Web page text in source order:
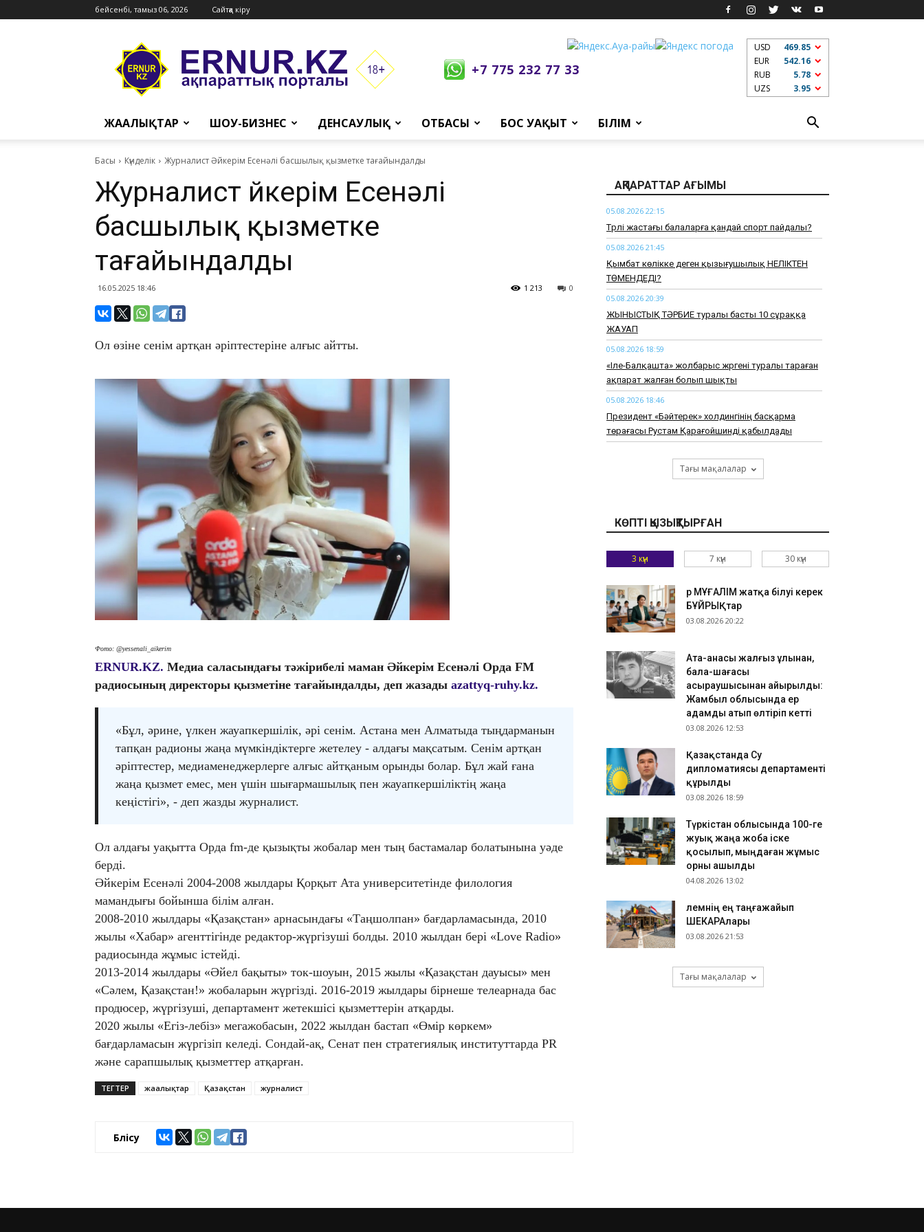
бейсенбі, тамыз 06, 2026 Сайтқа кіру
Ernur
Press
+7 775 232 77 33
USD
469.85
EUR
542.16
RUB
5.78
UZS
3.95
ЖАҢАЛЫҚТАР ШОУ-БИЗНЕС ДЕНСАУЛЫҚ ОТБАСЫ БОС УАҚЫТ БІЛІМ
Басы Күнделік Журналист Әйкерім Есенәлі басшылық қызметке тағайындалды
Журналист Әйкерім Есенәлі
басшылық қызметке
тағайындалды
16.05.2025 18:46 0
1 213
​Ол өзіне сенім артқан әріптестеріне алғыс айтты.
Фото: @yessenali_aikerim
ERNUR.KZ. Медиа саласындағы тәжірибелі маман Әйкерім Есенәлі Орда FM
радиосының директоры қызметіне тағайындалды, деп жазады azattyq-ruhy.kz.
«Бұл, әрине, үлкен жауапкершілік, әрі сенім. Астана мен Алматыда тыңдарманын
тапқан радионы жаңа мүмкіндіктерге жетелеу - алдағы мақсатым. Сенім артқан
әріптестер, медиаменеджерлерге алғыс айтқаным орынды болар. Бұл жай ғана
жаңа қызмет емес, мен үшін шығармашылық пен жауапкершіліктің жаңа
кеңістігі», - деп жазды журналист.
Ол алдағы уақытта Орда fm-де қызықты жобалар мен тың бастамалар болатынына уәде
берді.
Әйкерім Есенәлі 2004-2008 жылдары Қорқыт Ата университетінде филология
мамандығы бойынша білім алған.
2008-2010 жылдары «Қазақстан» арнасындағы «Таңшолпан» бағдарламасында, 2010
жылы «Хабар» агенттігінде редактор-жүргізуші болды. 2010 жылдан бері «Love Radio»
радиосында жұмыс істейді.
2013-2014 жылдары «Әйел бақыты» ток-шоуын, 2015 жылы «Қазақстан дауысы» мен
«Сәлем, Қазақстан!» жобаларын жүргізді. 2016-2019 жылдары бірнеше телеарнада бас
продюсер, жүргізуші, департамент жетекшісі қызметтерін атқарды.
2020 жылы «Егіз-лебіз» мегажобасын, 2022 жылдан бастап «Өмір көркем»
бағдарламасын жүргізіп келеді. Сондай-ақ, Сенат пен стратегиялық институттарда PR
және сарапшылық қызметтер атқарған.
ТЕГТЕР жаңалықтар Қазақстан журналист
Бөлісу
АҚПАРАТТАР АҒЫМЫ
05.08.2026 22:15
​Түрлі жастағы балаларға қандай спорт пайдалы?
05.08.2026 21:45
Қымбат көлікке деген қызығушылық НЕЛІКТЕН
ТӨМЕНДЕДІ?
05.08.2026 20:39
ЖЫНЫСТЫҚ ТӘРБИЕ туралы басты 10 сұраққа
ЖАУАП
05.08.2026 18:59
«Іле-Балқашта» жолбарыс жүргені туралы тараған
ақпарат жалған болып шықты
05.08.2026 18:46
Президент «Бәйтерек» холдингінің басқарма
төрағасы Рустам Қарағойшинді қабылдады
2027 жылға дейін өңірлерде заманауи
травматологиялық орталықтар құрылады
Қазақстанда Транскаспий суасты талшықты-
оптикалық байланыс желісі құрылысының негізгі
05.08.2026 18:07
Жамбыл облысында жолға таласқан
ағайындылар жүргізушіні соққыға жықты
05.08.2026 17:54
Қазақстанда 200-ден астам ресейлік телеарна
тіркелген
05.08.2026 17:48
Шымкентте сапалы интернетпен қамту
жұмысытары жалғасуда
Тағы мақалалар
КӨПТІ ҚЫЗЫҚТЫРҒАН
3 күн 7 күн 30 күн
Әр МҰҒАЛІМ жатқа білуі керек
БҰЙРЫҚтар
03.08.2026 20:22
Ата-анасы жалғыз ұлынан,
бала-шағасы
асыраушысынан айырылды:
Жамбыл облысында ер
адамды атып өлтіріп кетті
03.08.2026 12:53
Қазақстанда Су
дипломатиясы департаменті
құрылды
03.08.2026 18:59
Түркістан облысында 100-ге
жуық жаңа жоба іске
қосылып, мыңдаған жұмыс
орны ашылды
04.08.2026 13:02
​Әлемнің ең таңғажайып
ШЕКАРАлары
03.08.2026 21:53
Тағы мақалалар